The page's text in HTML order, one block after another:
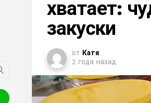
хватает:
закуски
от Катя
2 года назад